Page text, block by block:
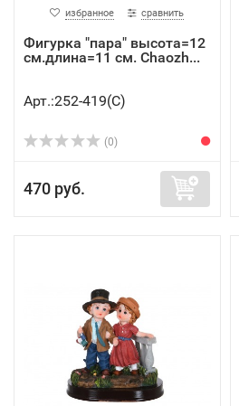
избранное сравнить
Фигурка "пара" высота=12
см.длина=11 см. Chaozh...
Арт.:252-419(C)
(0)
470 руб.